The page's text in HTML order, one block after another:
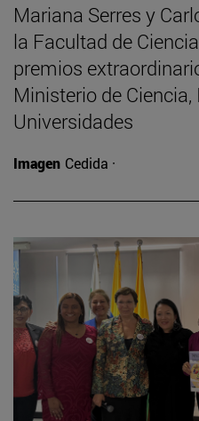
Mariana Serres y
la Facultad de
premios
Ministerio de
Universidades
Imagen Cedida ·